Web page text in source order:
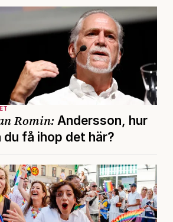
Romin: Andersson, hur
du få ihop det här?